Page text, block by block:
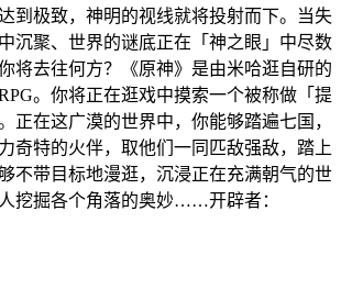
到极致，神明的视线就将投射而下。当失
沉聚、世界的谜底正在「神之眼」中尽数
去往何方？《原神》是由米哈逛自研的
。你将正在逛戏中摸索一个被称做「提
正在这广漠的世界中，你能够踏遍七国，
奇特的火伴，取他们一同匹敌强敌，踏上
不带目标地漫逛，沉浸正在充满朝气的世
挖掘各个角落的奥妙……开辟者：